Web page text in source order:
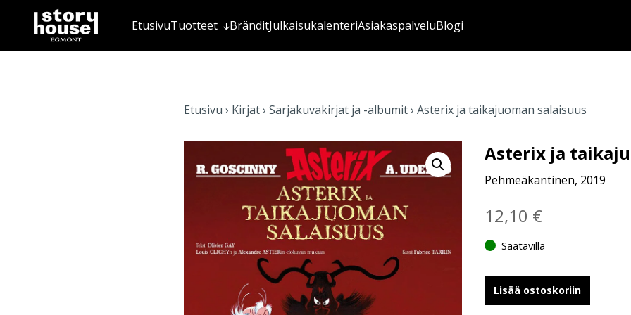
EtusivuTuotteet BränditJulkaisukalenteriAsiakaspalveluBlogi
Etusivu › Kirjat›Sarjakuvakirjat ja -albumit›Asterix ja taikajuoman salaisuus
Asterix ja
Pehmeäkantinen, 2019
12,10 €
Saatavilla
Lisää ostoskoriin